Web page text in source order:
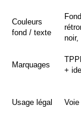
Couleurs
fond / texte
noir,
Marquages
+
Usage légal